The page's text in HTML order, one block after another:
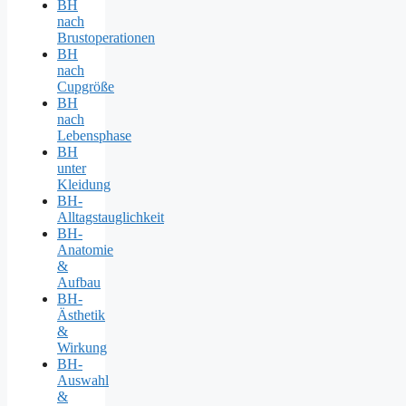
BH
nach
Brustoperationen
BH
nach
Cupgröße
BH
nach
Lebensphase
BH
unter
Kleidung
BH-
Alltagstauglichkeit
BH-
Anatomie
&
Aufbau
BH-
Ästhetik
&
Wirkung
BH-
Auswahl
&